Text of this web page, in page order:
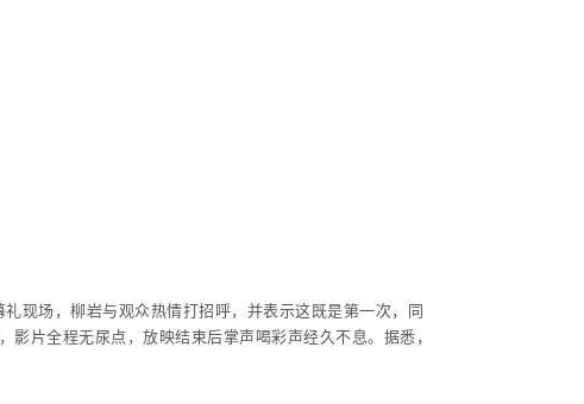
现场，柳岩与观众热情打招呼，并表示这既是第一次，同
片全程无尿点，放映结束后掌声喝彩声经久不息。据悉，